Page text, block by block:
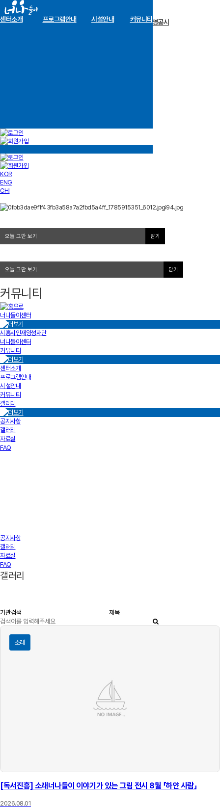
센터소개 프로그램안내 시설안내 커뮤니티
장학금 한눈에 인재양성사업기부안내재단소개 알림마당경영공시
KOR
ENG
CHI
오늘 그만 보기 닫기
오늘 그만 보기 닫기
커뮤니티
너나들이센터
시흥시인재양성재단
너나들이센터
커뮤니티
센터소개
프로그램안내
시설안내
커뮤니티
갤러리
공지사항
갤러리
자료실
FAQ
공지사항
갤러리
자료실
FAQ
갤러리
[독서진흥] 소래너나들이 이야기가 있는 그림 전시 8월 「하얀 사람」
2026.08.01
소래